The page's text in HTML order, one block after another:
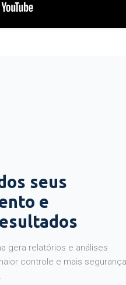
seus
e
gera relatórios e análises
controle e mais segurança